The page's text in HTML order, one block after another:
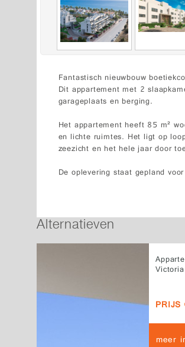
Fantastisch nieuwbouw
Dit appartement met 2
garageplaats en berging.
Het appartement heeft 85 m²
en lichte ruimtes. Het ligt op
zeezicht en het hele jaar door
De oplevering staat gepland
Alternatieven
meer